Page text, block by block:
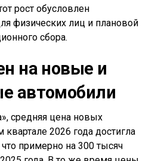
рост обусловлен
физических лиц и плановой
сбора.
на новые и
автомобили
средняя цена новых
2026 года достигла
примерно на 300 тысяч